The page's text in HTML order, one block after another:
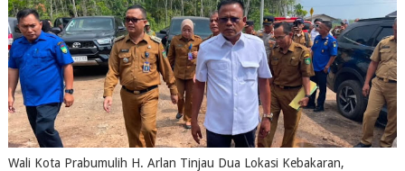
Wali Kota Prabumulih H. Arlan Tinjau Dua Lokasi Kebakaran,